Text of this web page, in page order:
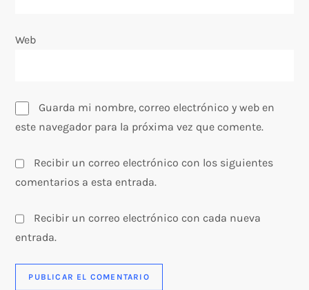
d
s
Web
Guarda mi nombre, correo electrónico y web en
este navegador para la próxima vez que comente.
Recibir un correo electrónico con los siguientes
comentarios a esta entrada.
Recibir un correo electrónico con cada nueva
entrada.